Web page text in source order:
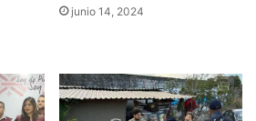
junio 14, 2024